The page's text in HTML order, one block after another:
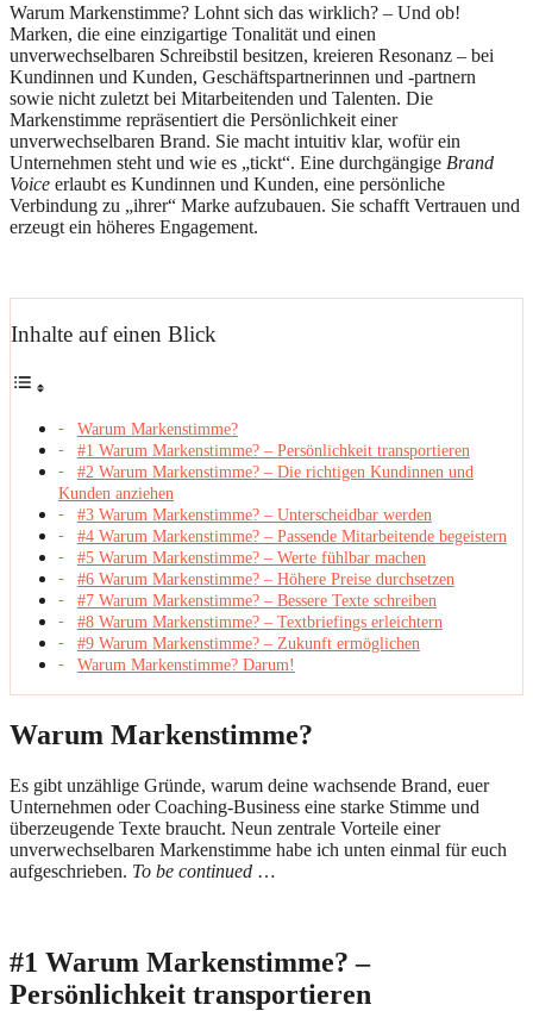
Warum Markenstimme? Lohnt sich das wirklich? – Und ob!
Marken, die eine einzigartige Tonalität und einen
unverwechselbaren Schreibstil besitzen, kreieren Resonanz – bei
Kundinnen und Kunden, Geschäftspartnerinnen und -partnern
sowie nicht zuletzt bei Mitarbeitenden und Talenten. Die
Markenstimme repräsentiert die Persönlichkeit einer
unverwechselbaren Brand. Sie macht intuitiv klar, wofür ein
Unternehmen steht und wie es „tickt“. Eine durchgängige Brand
Voice erlaubt es Kundinnen und Kunden, eine persönliche
Verbindung zu „ihrer“ Marke aufzubauen. Sie schafft Vertrauen und
erzeugt ein höheres Engagement.
Inhalte auf einen Blick
Warum Markenstimme?
#1 Warum Markenstimme? – Persönlichkeit transportieren
#2 Warum Markenstimme? – Die richtigen Kundinnen und
Kunden anziehen
#3 Warum Markenstimme? – Unterscheidbar werden
#4 Warum Markenstimme? – Passende Mitarbeitende begeistern
#5 Warum Markenstimme? – Werte fühlbar machen
#6 Warum Markenstimme? – Höhere Preise durchsetzen
#7 Warum Markenstimme? – Bessere Texte schreiben
#8 Warum Markenstimme? – Textbriefings erleichtern
#9 Warum Markenstimme? – Zukunft ermöglichen
Warum Markenstimme? Darum!
Warum Markenstimme?
Es gibt unzählige Gründe, warum deine wachsende Brand, euer
Unternehmen oder Coaching-Business eine starke Stimme und
überzeugende Texte braucht. Neun zentrale Vorteile einer
unverwechselbaren Markenstimme habe ich unten einmal für euch
aufgeschrieben. To be continued …
#1 Warum Markenstimme? –
Persönlichkeit transportieren